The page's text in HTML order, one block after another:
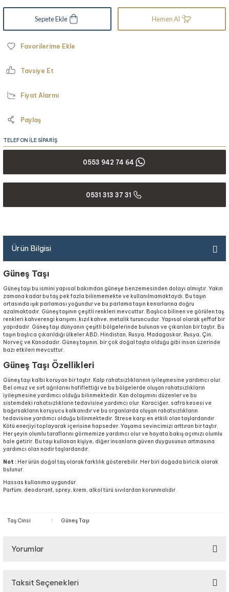
Sepete Ekle Hemen Al
Tavsiye Et
Fiyat Alarmı
Paylaş
TELEFON İLE SİPARİŞ
0553 942 74 64
0531 313 37 31
Ürün Bilgisi
Güneş Taşı
Güneş taşı bu ismini yapısal bakımdan güneşe benzemesinden dolayı almıştır. Yakın
zamana kadar bu taş pek fazla bilinmemekte ve kullanılmamaktaydı. Bu taşın
ortasında ışık parlaması yoğundur ve bu parlama taşın kenarlarına doğru
azalmaktadır. Güneş taşının çeşitli renkleri mevcuttur. Başlıca bilinen ve görülen taş
renkleri kahverengi karışımı, kızıl kahve, metalik turuncudur. Yapısal olarak şeffaf bir
yapıdadır. Güneş taşı dünyanın çeşitli bölgelerinde bulunan ve çıkarılan bir taştır. Bu
taşın başlıca çıkarıldığı ülkeler ABD, Hindistan, Rusya, Madagaskar, Rusya, Çin,
Norveç ve Kanadadır. Güneş taşının, bir çok doğal taşta olduğu gibi insan üzerinde
bazı etkileri mevcuttur.
Güneş Taşı Özellikleri
Güneş taşı kalbi koruyan bir taştır. Kalp rahatsızlıklarının iyileşmesine yardımcı olur.
Bel omuz ve sırt ağrılarını hafiflettiği ve bu bölgelerde oluşan rahatsızlıkların
iyileşmesine yardımcı olduğu bilinmektedir. Kan dolaşımını düzenler ve bu
sistemdeki rahatsızlıkların tedavisine yardımcı olur. Karaciğer, safra kesesi ve
bağırsakların koruyucu kalkanıdır ve bu organlarda oluşan rahatsızlıkların
tedavisine yardımcı olduğu bilinmektedir. Strese karşı en etkili olan taşlardandır.
Kötü enerjiyi toplayarak içerisine hapseder. Yaşama sevincimizi arttıran bir taştır.
Her şeyin olumlu taraflarını görmemize yardımcı olur ve hayata bakış açımızı olumlu
hale getirir. Bu taşı kullanan kişiye, diğer insanların güven duygusunun artmasına
yardımcı olan nadir taşlardandır.
Not : Her ürün doğal taş olarak farklılık gösterebilir. Her biri doğada biricik olarak
bulunur.
Hassas kullanıma uygundur.
Parfüm, deodorant, sprey, krem, alkol türü sıvılardan korunmalıdır.
Taş Cinsi : Güneş Taşı
Yorumlar
Taksit Seçenekleri